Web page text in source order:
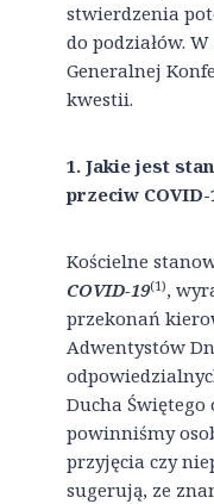
stwierdzenia
do podziałów.
Generalnej
kwestii.
1. Jakie jest
przeciw
Kościelne
COVID-19(1),
przekonań
Adwentystów
Ducha
powinniśmy
przyjęcia czy
sugerują, ze